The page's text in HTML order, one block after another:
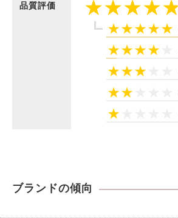
品質評価
ブランドの傾向